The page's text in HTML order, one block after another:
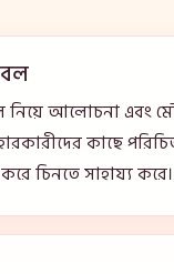
নিয়ে আলোচনা এবং
কাছে
চিনতে সাহায্য করে।